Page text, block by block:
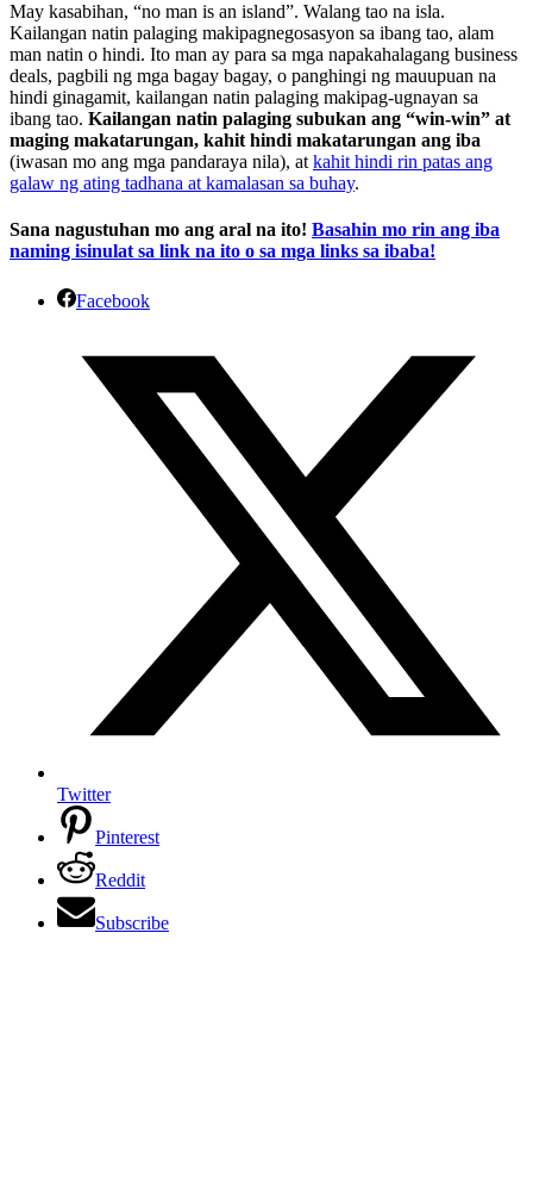
May kasabihan, “no man is an island”. Walang tao na isla.
Kailangan natin palaging makipagnegosasyon sa ibang tao, alam
man natin o hindi. Ito man ay para sa mga napakahalagang business
deals, pagbili ng mga bagay bagay, o panghingi ng mauupuan na
hindi ginagamit, kailangan natin palaging makipag-ugnayan sa
ibang tao. Kailangan natin palaging subukan ang “win-win” at
maging makatarungan, kahit hindi makatarungan ang iba
(iwasan mo ang mga pandaraya nila), at kahit hindi rin patas ang
galaw ng ating tadhana at kamalasan sa buhay.
Sana nagustuhan mo ang aral na ito! Basahin mo rin ang iba
naming isinulat sa link na ito o sa mga links sa ibaba!
Facebook
Twitter
Pinterest
Reddit
Subscribe